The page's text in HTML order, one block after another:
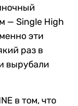
— Single High
эти
раз в
вырубали
в том, что